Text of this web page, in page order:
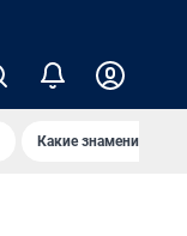
Какие знаменитости